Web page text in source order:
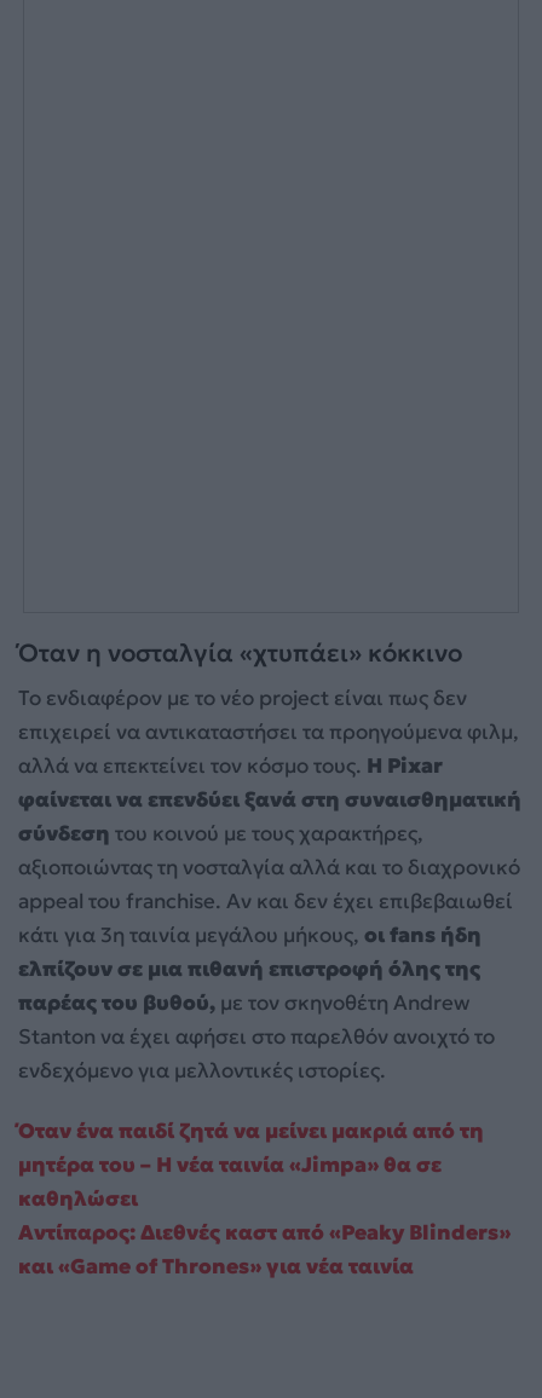
Όταν η νοσταλγία «χτυπάει» κόκκινο
Το ενδιαφέρον με το νέο project είναι πως δεν
επιχειρεί να αντικαταστήσει τα προηγούμενα φιλμ,
αλλά να επεκτείνει τον κόσμο τους. Η Pixar
φαίνεται να επενδύει ξανά στη συναισθηματική
σύνδεση του κοινού με τους χαρακτήρες,
αξιοποιώντας τη νοσταλγία αλλά και το διαχρονικό
appeal του franchise. Αν και δεν έχει επιβεβαιωθεί
κάτι για 3η ταινία μεγάλου μήκους, οι fans ήδη
ελπίζουν σε μια πιθανή επιστροφή όλης της
παρέας του βυθού, με τον σκηνοθέτη Andrew
Stanton να έχει αφήσει στο παρελθόν ανοιχτό το
ενδεχόμενο για μελλοντικές ιστορίες.
Όταν ένα παιδί ζητά να μείνει μακριά από τη
μητέρα του – Η νέα ταινία «Jimpa» θα σε
καθηλώσει
Αντίπαρος: Διεθνές καστ από «Peaky Blinders»
και «Game of Thrones» για νέα ταινία